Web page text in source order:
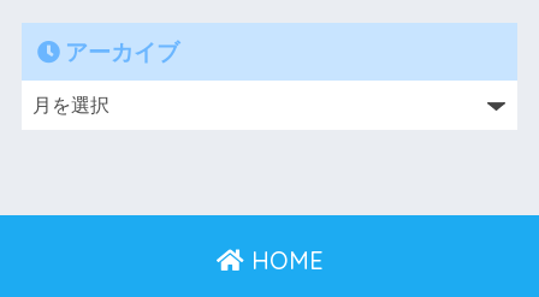
アーカイブ
HOME